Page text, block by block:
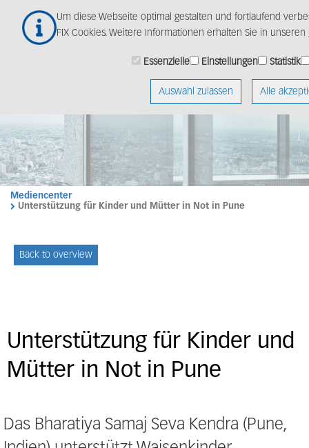
Um diese Webseite optimal gestalten und fortlaufend
FIX Cookies. Weitere Informationen erhalten Sie in unseren
Essenzielle Einstellungen Statistik
Auswahl zulassen Alle
Hauptinhalt
springen
Mediencenter
Unterstützung für Kinder und Mütter in Not in Pune
Back to overview
Unterstützung für Kinder und
Mütter in Not in Pune
Das Bharatiya Samaj Seva Kendra (Pune,